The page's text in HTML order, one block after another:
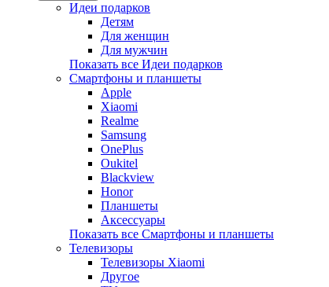
Идеи подарков
Детям
Для женщин
Для мужчин
Показать все Идеи подарков
Смартфоны и планшеты
Apple
Xiaomi
Realme
Samsung
OnePlus
Oukitel
Blackview
Honor
Планшеты
Аксессуары
Показать все Смартфоны и планшеты
Телевизоры
Телевизоры Xiaomi
Другое